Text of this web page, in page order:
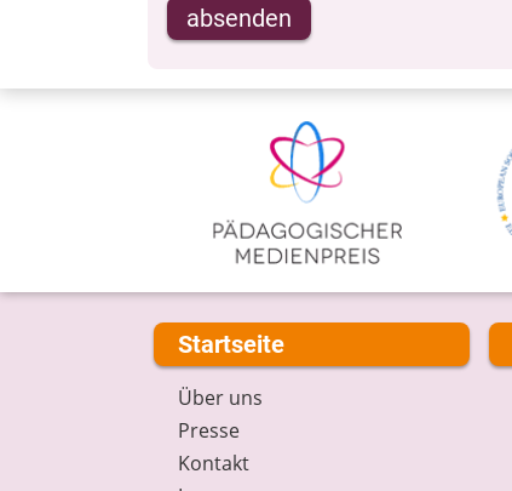
absenden
Startseite
Über uns
Presse
Kontakt